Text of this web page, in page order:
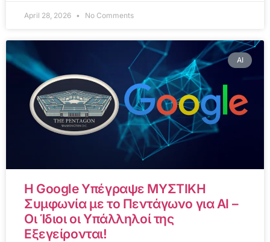
April 28, 2026 No Comments
AI
Η Google Υπέγραψε ΜΥΣΤΙΚΗ
Συμφωνία με το Πεντάγωνο για AI –
Οι Ίδιοι οι Υπάλληλοί της
Εξεγείρονται!